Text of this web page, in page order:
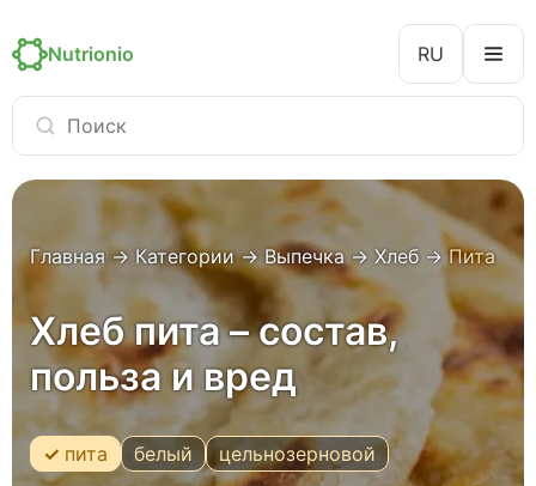
Nutrionio RU
Главная → Категории→ Выпечка→ Хлеб →Пита
Хлеб пита – состав,
польза и вред
пита белый цельнозерновой